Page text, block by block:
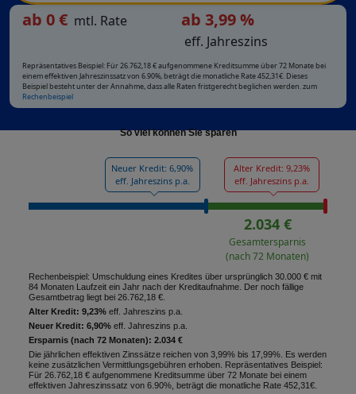
ab 0€ mtl. Rate ab 3,99 %
eff. Jahreszins
Repräsentatives Beispiel: Für 26.762,18 € aufgenommene Kreditsumme über 72 Monate bei
einem effektiven Jahreszinssatz von 6.90%, beträgt die monatliche Rate 452,31€. Dieses
Beispiel besteht unter der Annahme, dass alle Raten fristgerecht beglichen werden. zum
Rechenbeispiel
So viel können Sie sparen
Neuer Kredit: 6,90%
eff. Jahreszins p.a.
Alter Kredit: 9,23%
eff. Jahreszins p.a.
2.034 €
Gesamtersparnis
(nach 72 Monaten)
Rechenbeispiel: Umschuldung eines Kredites über ursprünglich 30.000 € mit
84 Monaten Laufzeit ein Jahr nach der Kreditaufnahme. Der noch fällige
Gesamtbetrag liegt bei 26.762,18 €.
Alter Kredit: 9,23% eff. Jahreszins p.a.
Neuer Kredit: 6,90% eff. Jahreszins p.a.
Ersparnis (nach 72 Monaten): 2.034 €
Die jährlichen effektiven Zinssätze reichen von 3,99% bis 17,99%. Es werden
keine zusätzlichen Vermittlungsgebühren erhoben. Repräsentatives Beispiel:
Für 26.762,18 € aufgenommene Kreditsumme über 72 Monate bei einem
effektiven Jahreszinssatz von 6.90%, beträgt die monatliche Rate 452,31€.